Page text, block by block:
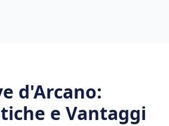
d'Arcano:
e Vantaggi